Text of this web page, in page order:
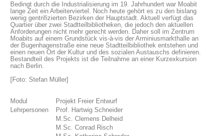
Bedingt durch die Industrialisierung im 19. Jahrhundert war Moabit
lange Zeit ein Arbeiterviertel. Noch heute gehört es zu den bislang
wenig gentrifizierten Bezirken der Hauptstadt. Aktuell verfügt das
Quartier über zwei Stadtteilbibliotheken, die jedoch den aktuellen
Anforderungen nicht mehr gerecht werden. Daher soll im Zentrum
Moabits auf einem Grundstück vis-à-vis der Arminiusmarkthalle an
der Bugenhagenstraße eine neue Stadtteilbibliothek entstehen und
einen neuen Ort der Kultur und des sozialen Austauschs definieren.
Bestandteil des Projekts ist die Teilnahme an einer Kurzexkursion
nach Berlin.
[Foto: Stefan Müller]
Modul
Projekt Freier Entwurf
Lehrpersonen
Prof. Hartwig Schneider
M.Sc. Clemens Delheid
M.Sc. Conrad Risch